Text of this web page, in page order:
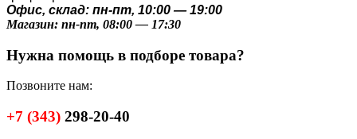
Офис, склад: пн-пт, 10:00 — 19:00
Магазин: пн-пт, 08:00 — 17:30
Нужна помощь в подборе товара?
Позвоните нам:
+7 (343) 298-20-40